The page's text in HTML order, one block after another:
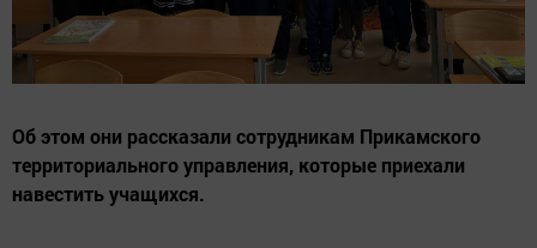
Об этом они рассказали сотрудникам Прикамского
территориального управления, которые приехали
навестить учащихся.